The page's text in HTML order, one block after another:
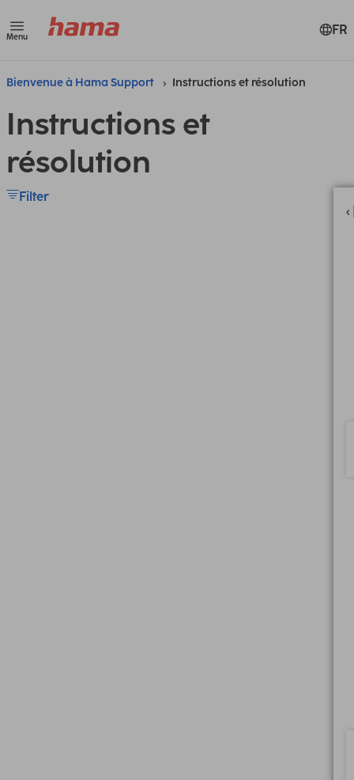
Menu FR
Bienvenue à Hama Support Instructions et résolution
Instructions et
résolution
Filter